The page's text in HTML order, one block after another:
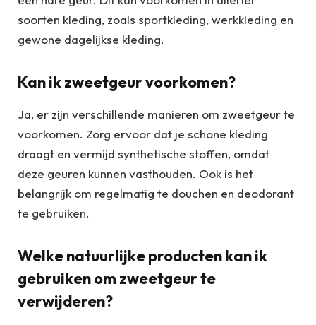
soorten kleding, zoals sportkleding, werkkleding en
gewone dagelijkse kleding.
Kan ik zweetgeur voorkomen?
Ja, er zijn verschillende manieren om zweetgeur te
voorkomen. Zorg ervoor dat je schone kleding
draagt en vermijd synthetische stoffen, omdat
deze geuren kunnen vasthouden. Ook is het
belangrijk om regelmatig te douchen en deodorant
te gebruiken.
Welke natuurlijke producten kan ik
gebruiken om zweetgeur te
verwijderen?